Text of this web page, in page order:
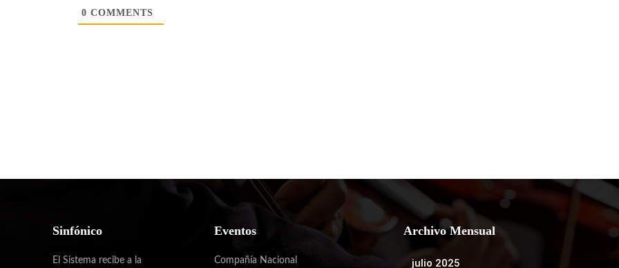
0 COMMENTS
Sinfónico
El Sistema recibe a la
Eventos
Compañía Nacional
Archivo Mensual
julio 2025